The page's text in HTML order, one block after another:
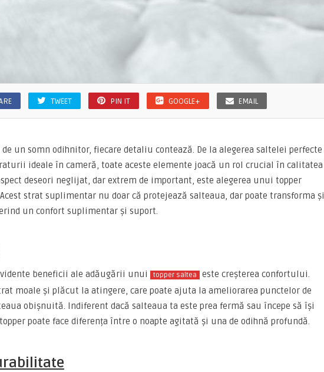
TWEET PIN IT GOOGLE+ EMAIL
un somn odihnitor, fiecare detaliu contează. De la alegerea saltelei perfecte
ideale în cameră, toate aceste elemente joacă un rol crucial în calitatea
deseori neglijat, dar extrem de important, este alegerea unui topper
strat suplimentar nu doar că protejează salteaua, dar poate transforma și
un confort suplimentar și suport.
beneficii ale adăugării unui topper saltea
este creșterea confortului.
moale și plăcut la atingere, care poate ajuta la ameliorarea punctelor de
obișnuită. Indiferent dacă salteaua ta este prea fermă sau începe să își
poate face diferența între o noapte agitată și una de odihnă profundă.